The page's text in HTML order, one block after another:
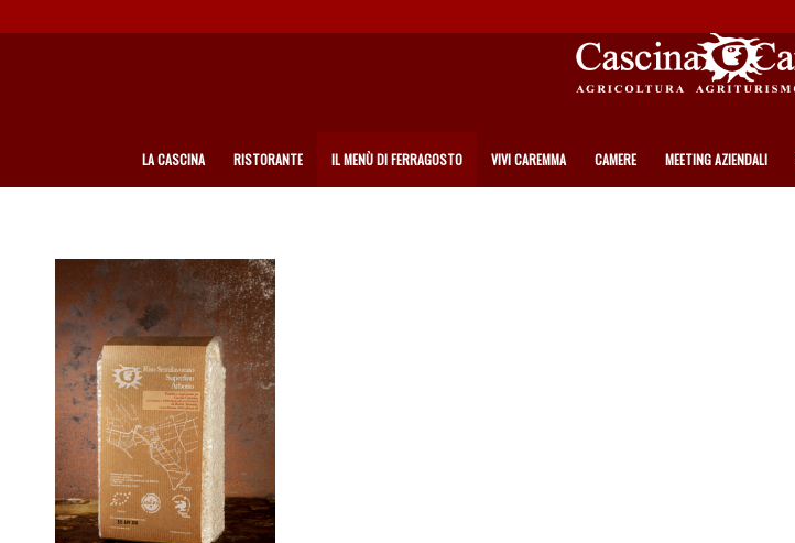
LA CASCINA RISTORANTE IL MENÙ DI FERRAGOSTO VIVI CAREMMA CAMERE MEETING AZIENDALI